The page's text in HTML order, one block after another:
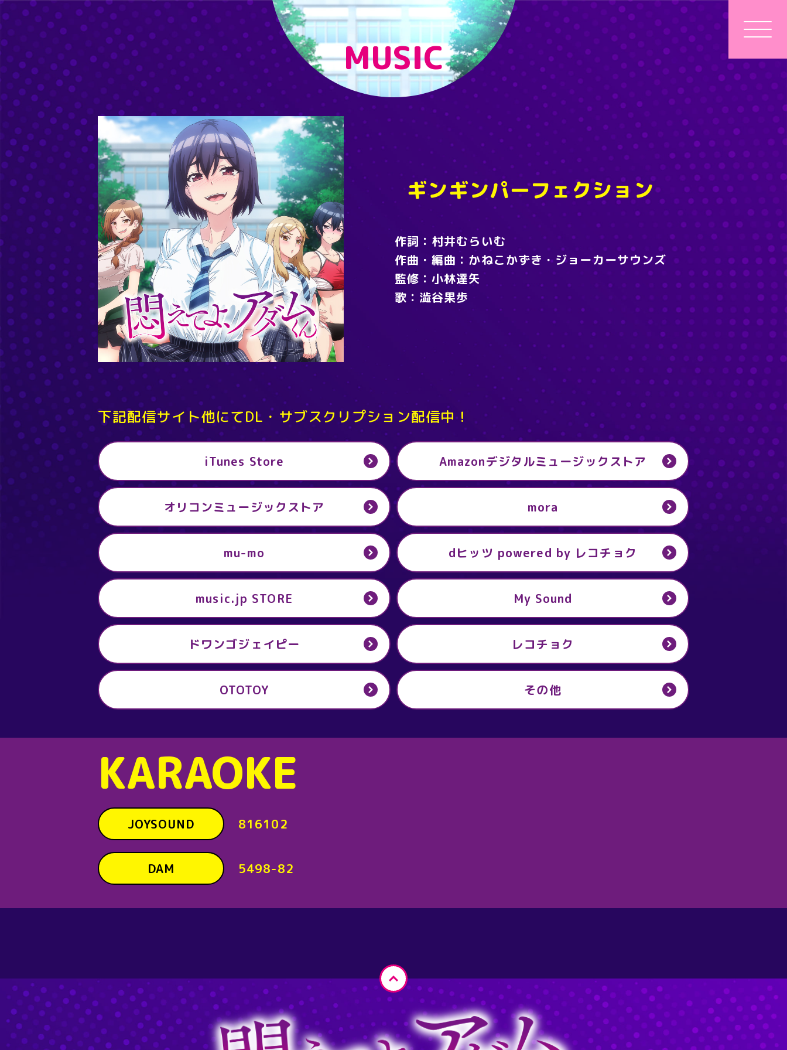
MUSIC
ギンギンパーフェクション
作詞
村井むらいむ
作曲・編曲
かねこかずき・ジョーカーサウンズ
監修
小林達矢
歌
澁谷果歩
下記配信サイト他にてDL・サブスクリプション配信中！
iTunes Store Amazonデジタルミュージックストア
オリコンミュージックストア mora
mu-mo dヒッツ powered by レコチョク
music.jp STORE My Sound
ドワンゴジェイピー レコチョク
OTOTOY その他
KARAOKE
JOYSOUND 816102
DAM 5498-82
ペ
ジ
ト